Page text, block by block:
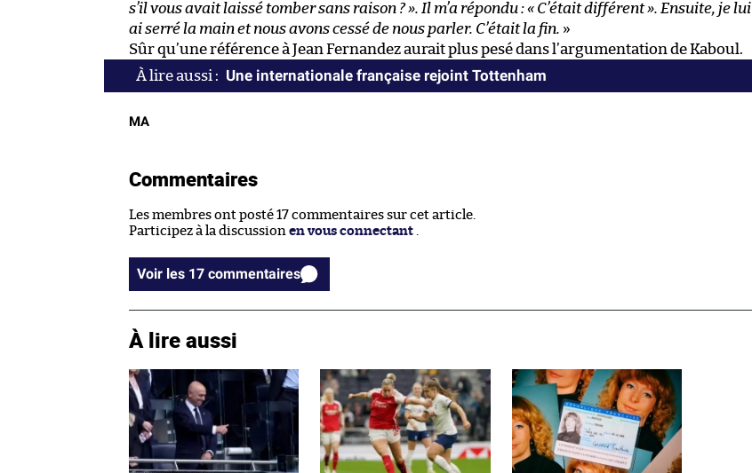
s’il vous avait laissé tomber sans raison ? ». Il m’a répondu : « C’était différent ». Ensuite, je lui
ai serré la main et nous avons cessé de nous parler. C’était la fin. »
Sûr qu’une référence à Jean Fernandez aurait plus pesé dans l’argumentation de Kaboul.
Une internationale française rejoint Tottenham
MA
Commentaires
Les membres ont posté 17 commentaires sur cet article.
Participez à la discussion en vous connectant .
Voir les 17 commentaires
À lire aussi